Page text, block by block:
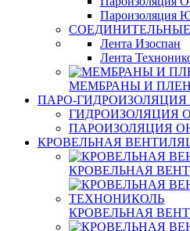
Пароизоляция
Лента Изоспан
Лента
МЕМБРАНЫ И
ПАРО-
ГИДРОИЗОЛЯЦИЯ
ПАРОИЗОЛЯЦИЯ
КРОВЕЛЬНАЯ
КРОВЕЛЬНАЯ
КРОВЕЛЬНАЯ